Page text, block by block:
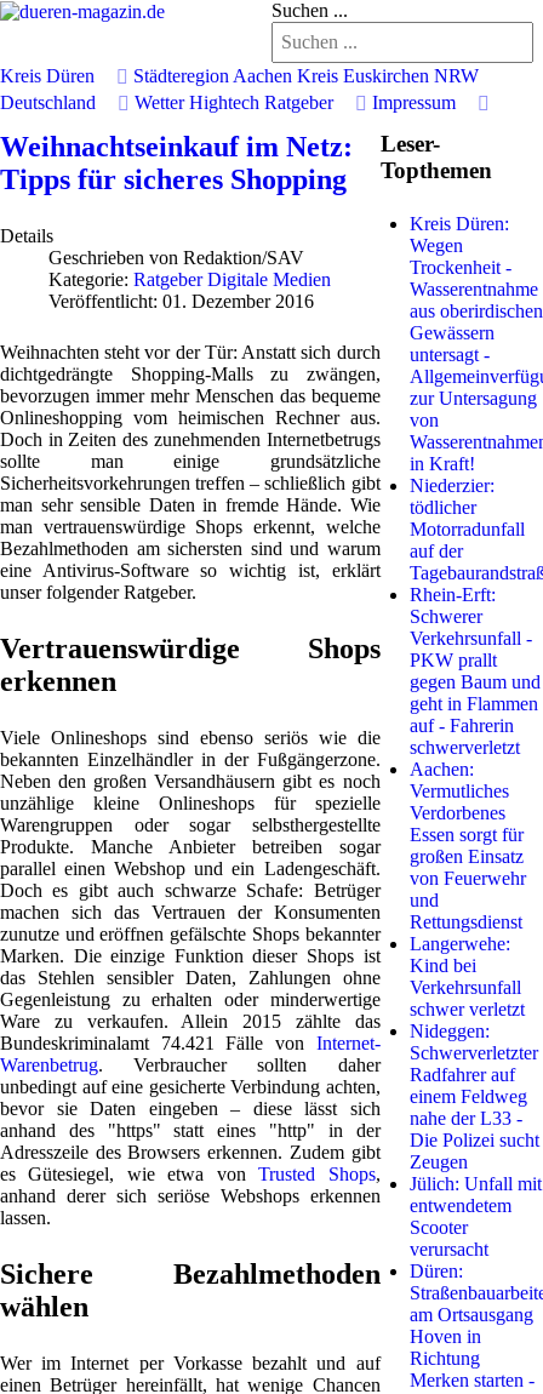
Suchen ...
Kreis Düren Städteregion Aachen Kreis Euskirchen NRW
Deutschland
Wetter Hightech Ratgeber Impressum
Weihnachtseinkauf im Netz:
Tipps für sicheres Shopping
Details
Geschrieben von Redaktion/SAV
Kategorie: Ratgeber Digitale Medien
Veröffentlicht: 01. Dezember 2016
Weihnachten steht vor der Tür: Anstatt sich durch
dichtgedrängte Shopping-Malls zu zwängen,
bevorzugen immer mehr Menschen das bequeme
Onlineshopping vom heimischen Rechner aus.
Doch in Zeiten des zunehmenden Internetbetrugs
sollte man einige grundsätzliche
Sicherheitsvorkehrungen treffen – schließlich gibt
man sehr sensible Daten in fremde Hände. Wie
man vertrauenswürdige Shops erkennt, welche
Bezahlmethoden am sichersten sind und warum
eine Antivirus-Software so wichtig ist, erklärt
unser folgender Ratgeber.
Vertrauenswürdige Shops
erkennen
Viele Onlineshops sind ebenso seriös wie die
bekannten Einzelhändler in der Fußgängerzone.
Neben den großen Versandhäusern gibt es noch
unzählige kleine Onlineshops für spezielle
Warengruppen oder sogar selbsthergestellte
Produkte. Manche Anbieter betreiben sogar
parallel einen Webshop und ein Ladengeschäft.
Doch es gibt auch schwarze Schafe: Betrüger
machen sich das Vertrauen der Konsumenten
zunutze und eröffnen gefälschte Shops bekannter
Marken. Die einzige Funktion dieser Shops ist
das Stehlen sensibler Daten, Zahlungen ohne
Gegenleistung zu erhalten oder minderwertige
Ware zu verkaufen. Allein 2015 zählte das
Bundeskriminalamt 74.421 Fälle von Internet-
Warenbetrug. Verbraucher sollten daher
unbedingt auf eine gesicherte Verbindung achten,
bevor sie Daten eingeben – diese lässt sich
anhand des "https" statt eines "http" in der
Adresszeile des Browsers erkennen. Zudem gibt
es Gütesiegel, wie etwa vonTrusted Shops,
anhand derer sich seriöse Webshops erkennen
lassen.
Sichere Bezahlmethoden
wählen
Wer im Internet per Vorkasse bezahlt und auf
einen Betrüger hereinfällt, hat wenige Chancen
Leser-
Topthemen
Kreis Düren:
Wegen
Trockenheit -
Wasserentnahme
aus oberirdischen
Gewässern
untersagt -
zur Untersagung
von
in Kraft!
Niederzier:
tödlicher
Motorradunfall
auf der
Rhein-Erft:
Schwerer
Verkehrsunfall -
PKW prallt
gegen Baum und
geht in Flammen
auf - Fahrerin
schwerverletzt
Aachen:
Vermutliches
Verdorbenes
Essen sorgt für
großen Einsatz
von Feuerwehr
und
Rettungsdienst
Langerwehe:
Kind bei
Verkehrsunfall
schwer verletzt
Nideggen:
Schwerverletzter
Radfahrer auf
einem Feldweg
nahe der L33 -
Die Polizei sucht
Zeugen
Jülich: Unfall mit
entwendetem
Scooter
verursacht
Düren:
am Ortsausgang
Hoven in
Richtung
Merken starten -